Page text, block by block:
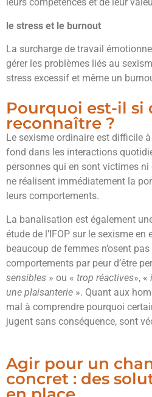
le stress et le burnout
La surcharge de travail
gérer les problèmes liés au
stress excessif et même un
Pourquoi est-il si
reconnaître ?
Le sexisme ordinaire est difficile
fond dans les interactions
personnes qui en sont victimes
ne réalisent immédiatement la
leurs comportements.
La banalisation est également
étude de l’IFOP sur le sexisme en
beaucoup de femmes n’osent
comportements par peur d’être
sensibles » ou « trop réactives», «
une plaisanterie ». Quant aux
mal à comprendre pourquoi
jugent sans conséquence, sont
Agir pour un
concret : des